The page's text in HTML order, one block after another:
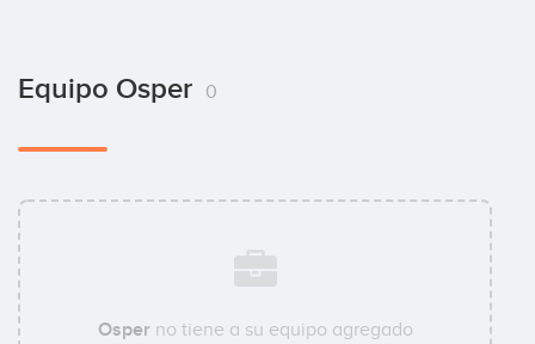
Equipo Osper 0
Osper no tiene a su equipo agregado